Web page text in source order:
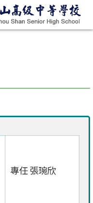
專任 張琬欣